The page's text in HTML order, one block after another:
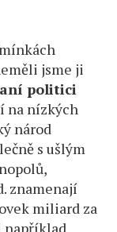
jsme ji
politici
na nízkých
národ
s ušlým
znamenají
miliard za
například